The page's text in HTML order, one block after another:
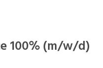
100% (m/w/d)